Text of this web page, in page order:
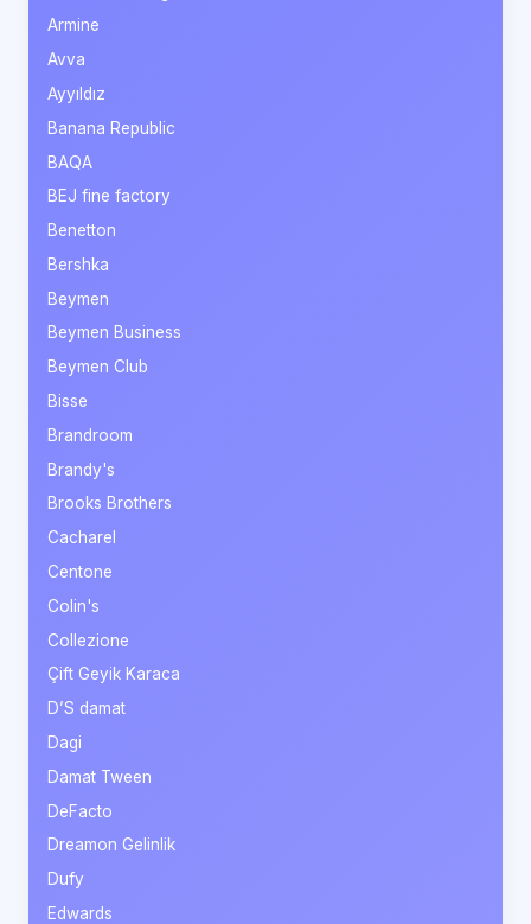
Armine
Avva
Ayyıldız
Banana Republic
BAQA
BEJ fine factory
Benetton
Bershka
Beymen
Beymen Business
Beymen Club
Bisse
Brandroom
Brandy's
Brooks Brothers
Cacharel
Centone
Colin's
Collezione
Çift Geyik Karaca
D’S damat
Dagi
Damat Tween
DeFacto
Dreamon Gelinlik
Dufy
Edwards